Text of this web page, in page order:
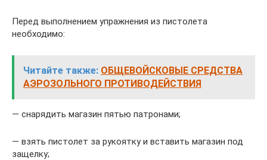
Перед выполнением упражнения из пистолета
необходимо:
Читайте также: ОБЩЕВОЙСКОВЫЕ СРЕДСТВА
АЭРОЗОЛЬНОГО ПРОТИВОДЕЙСТВИЯ
— снарядить магазин пятью патронами;
— взять пистолет за рукоятку и вставить магазин под
защелку;